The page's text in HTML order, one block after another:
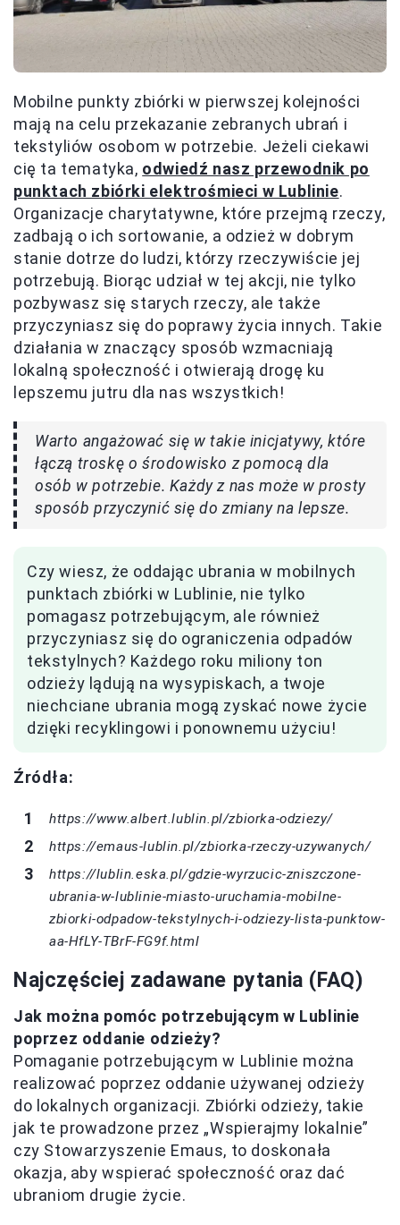
Mobilne punkty zbiórki w pierwszej kolejności
mają na celu przekazanie zebranych ubrań i
tekstyliów osobom w potrzebie. Jeżeli ciekawi
cię ta tematyka, odwiedź nasz przewodnik po
punktach zbiórki elektrośmieci w Lublinie.
Organizacje charytatywne, które przejmą rzeczy,
zadbają o ich sortowanie, a odzież w dobrym
stanie dotrze do ludzi, którzy rzeczywiście jej
potrzebują. Biorąc udział w tej akcji, nie tylko
pozbywasz się starych rzeczy, ale także
przyczyniasz się do poprawy życia innych. Takie
działania w znaczący sposób wzmacniają
lokalną społeczność i otwierają drogę ku
lepszemu jutru dla nas wszystkich!
Warto angażować się w takie inicjatywy, które
łączą troskę o środowisko z pomocą dla
osób w potrzebie. Każdy z nas może w prosty
sposób przyczynić się do zmiany na lepsze.
Czy wiesz, że oddając ubrania w mobilnych
punktach zbiórki w Lublinie, nie tylko
pomagasz potrzebującym, ale również
przyczyniasz się do ograniczenia odpadów
tekstylnych? Każdego roku miliony ton
odzieży lądują na wysypiskach, a twoje
niechciane ubrania mogą zyskać nowe życie
dzięki recyklingowi i ponownemu użyciu!
Źródła:
https://www.albert.lublin.pl/zbiorka-odziezy/
https://emaus-lublin.pl/zbiorka-rzeczy-uzywanych/
https://lublin.eska.pl/gdzie-wyrzucic-zniszczone-
ubrania-w-lublinie-miasto-uruchamia-mobilne-
zbiorki-odpadow-tekstylnych-i-odziezy-lista-punktow-
aa-HfLY-TBrF-FG9f.html
Najczęściej zadawane pytania (FAQ)
Jak można pomóc potrzebującym w Lublinie
poprzez oddanie odzieży?
Pomaganie potrzebującym w Lublinie można
realizować poprzez oddanie używanej odzieży
do lokalnych organizacji. Zbiórki odzieży, takie
jak te prowadzone przez „Wspierajmy lokalnie”
czy Stowarzyszenie Emaus, to doskonała
okazja, aby wspierać społeczność oraz dać
ubraniom drugie życie.